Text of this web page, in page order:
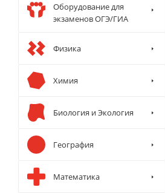
Оборудование для
экзаменов ОГЭ/ГИА
Физика
Химия
Биология и Экология
География
Математика